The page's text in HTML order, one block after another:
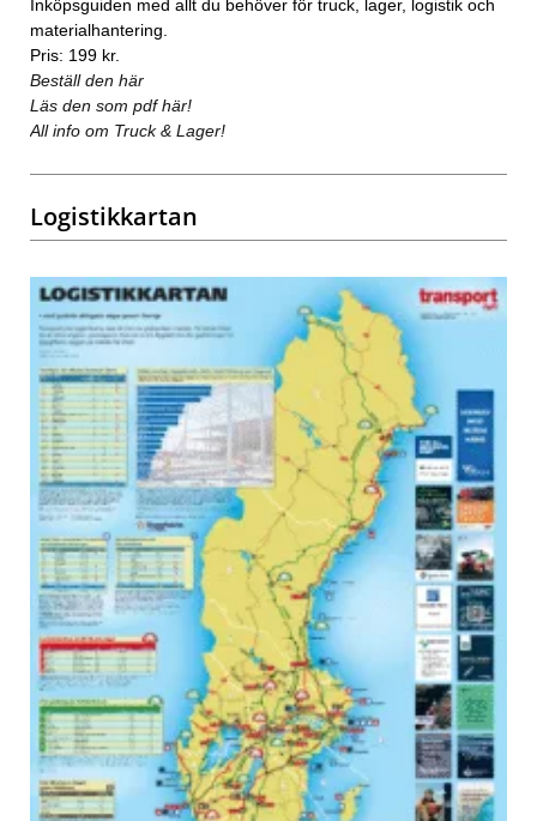
Inköpsguiden med allt du behöver för truck, lager, logistik och
materialhantering.
Pris: 199 kr.
Beställ den här
Läs den som pdf här!
All info om Truck & Lager!
Logistikkartan